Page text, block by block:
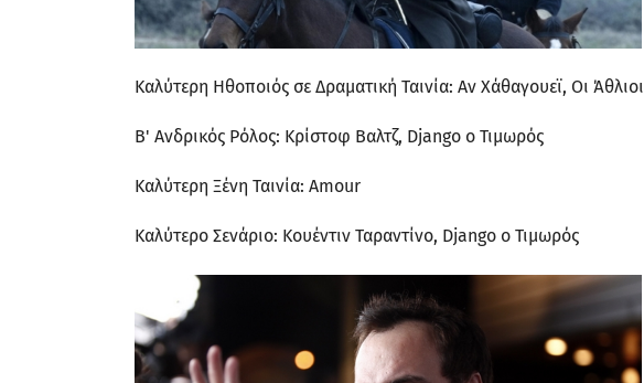
Καλύτερη Ηθοποιός σε Δραματική Ταινία: Αν Χάθαγουεϊ, Οι Άθλιοι
Β' Ανδρικός Ρόλος: Κρίστοφ Βαλτζ, Django ο Τιμωρός
Καλύτερη Ξένη Ταινία: Amour
Καλύτερο Σενάριο: Κουέντιν Ταραντίνο, Django ο Τιμωρός